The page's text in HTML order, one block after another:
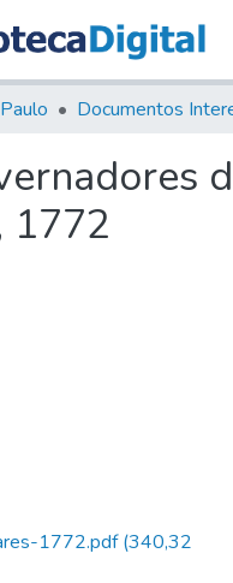
Documentos
1772
1772.pdf(340,32